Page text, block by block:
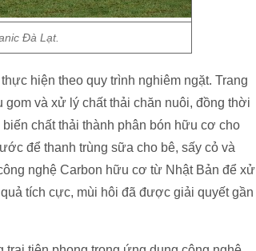
Đà Lạt.
hiện theo quy trình nghiêm ngặt. Trang
và xử lý chất thải chăn nuôi, đồng thời
chất thải thành phân bón hữu cơ cho
để thanh trùng sữa cho bê, sấy cỏ và
nghệ Carbon hữu cơ từ Nhật Bản để xử
tích cực, mùi hôi đã được giải quyết gần